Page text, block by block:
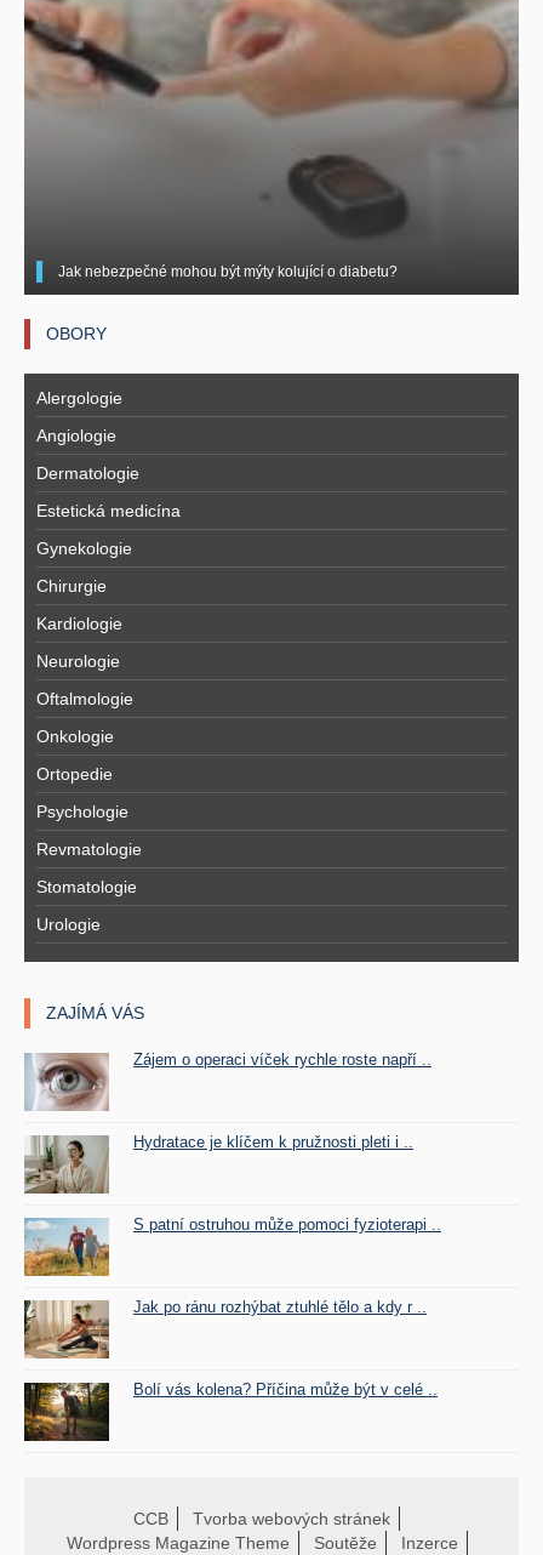
Jak nebezpečné mohou být mýty kolující o diabetu?
OBORY
Alergologie
Angiologie
Dermatologie
Estetická medicína
Gynekologie
Chirurgie
Kardiologie
Neurologie
Oftalmologie
Onkologie
Ortopedie
Psychologie
Revmatologie
Stomatologie
Urologie
ZAJÍMÁ VÁS
Zájem o operaci víček rychle roste napří ..
Hydratace je klíčem k pružnosti pleti i ..
S patní ostruhou může pomoci fyzioterapi ..
Jak po ránu rozhýbat ztuhlé tělo a kdy r ..
Bolí vás kolena? Příčina může být v celé ..
CCB
Tvorba webových stránek
Wordpress Magazine Theme
Soutěže Inzerce